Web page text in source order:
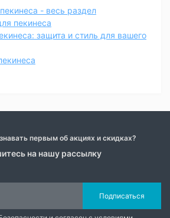
- весь раздел
пекинеса
защита и стиль для вашего
первым об акциях и скидках?
на нашу рассылку
Подписаться